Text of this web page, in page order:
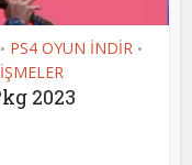
• PS4 OYUN İNDİR •
2023